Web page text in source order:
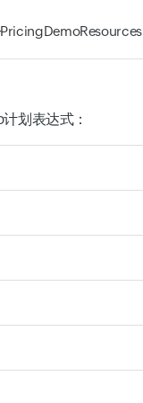
PricingDemoResources
划表达式：